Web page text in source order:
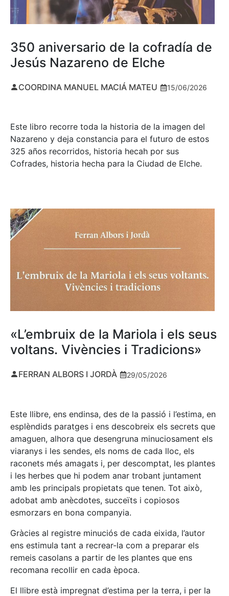
350 aniversario de la cofradía de
Jesús Nazareno de Elche
COORDINA MANUEL MACIÁ MATEU 15/06/2026
Este libro recorre toda la historia de la imagen del
Nazareno y deja constancia para el futuro de estos
325 años recorridos, historia hecah por sus
Cofrades, historia hecha para la Ciudad de Elche.
«L’embruix de la Mariola i els seus
voltans. Vivències i Tradicions»
FERRAN ALBORS I JORDÀ 29/05/2026
Este llibre, ens endinsa, des de la passió i l’estima, en
esplèndids paratges i ens descobreix els secrets que
amaguen, alhora que desengruna minuciosament els
viaranys i les sendes, els noms de cada lloc, els
raconets més amagats i, per descomptat, les plantes
i les herbes que hi podem anar trobant juntament
amb les principals propietats que tenen. Tot això,
adobat amb anècdotes, succeïts i copiosos
esmorzars en bona companyia.
Gràcies al registre minuciós de cada eixida, l’autor
ens estimula tant a recrear-la com a preparar els
remeis casolans a partir de les plantes que ens
recomana recollir en cada època.
El llibre està impregnat d’estima per la terra, i per la